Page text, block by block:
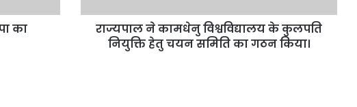
का
राज्यपाल ने कामधेनु विश्वविद्यालय के कुलपति
नियुक्ति हेतु चयन समिति का गठन किया।